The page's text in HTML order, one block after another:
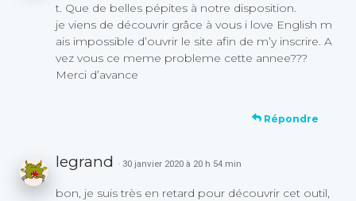
t. Que de belles pépites à notre disposition.
je viens de découvrir grâce à vous i love English m
ais impossible d’ouvrir le site afin de m’y inscrire. A
vez vous ce meme probleme cette annee???
Merci d’avance
Répondre
legrand · 30 janvier 2020 à 20 h 54 min
bon, je suis très en retard pour découvrir cet outil,